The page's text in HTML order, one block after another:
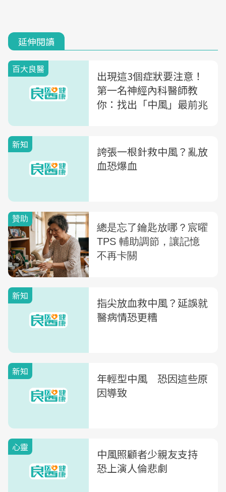
延伸閱讀
百大良醫
出現這3個症狀要注意！
第一名神經內科醫師教
你：找出「中風」最前兆
新知
誇張一根針救中風？亂放
血恐爆血
新知
指尖放血救中風？延誤就
醫病情恐更糟
新知
年輕型中風 恐因這些原
因導致
心靈
中風照顧者少親友支持
恐上演人倫悲劇